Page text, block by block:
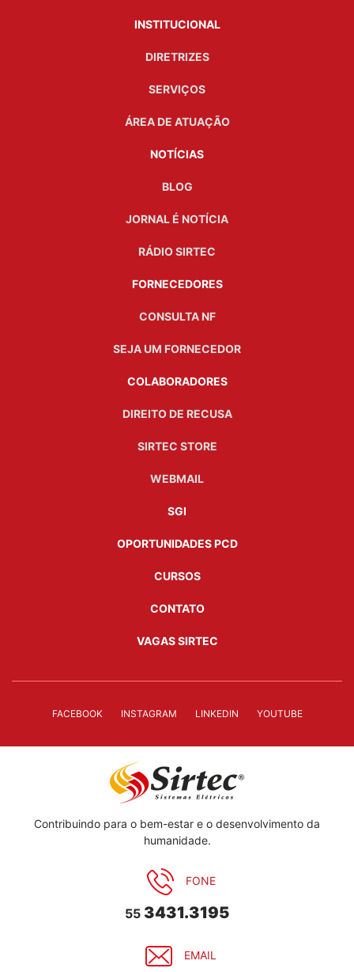
INSTITUCIONAL
DIRETRIZES
SERVIÇOS
ÁREA DE ATUAÇÃO
NOTÍCIAS
BLOG
JORNAL É NOTÍCIA
RÁDIO SIRTEC
FORNECEDORES
CONSULTA NF
SEJA UM FORNECEDOR
COLABORADORES
DIREITO DE RECUSA
SIRTEC STORE
WEBMAIL
SGI
OPORTUNIDADES PCD
CURSOS
CONTATO
VAGAS SIRTEC
FACEBOOK INSTAGRAM LINKEDIN YOUTUBE
Contribuindo para o bem-estar e o desenvolvimento da
humanidade.
FONE
55 3431.3195
EMAIL